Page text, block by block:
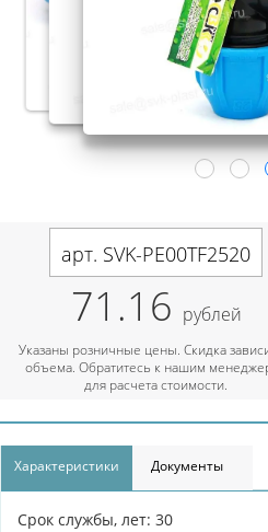
арт. SVK-PE00TF2520
71.16 рублей
Указаны розничные цены. Скидка
объема. Обратитесь к нашим
для расчета стоимости.
Характеристики Документы
Срок службы, лет: 30